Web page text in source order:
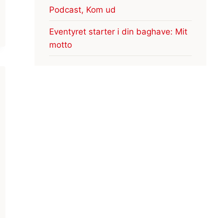
Podcast, Kom ud
Eventyret starter i din baghave: Mit
motto